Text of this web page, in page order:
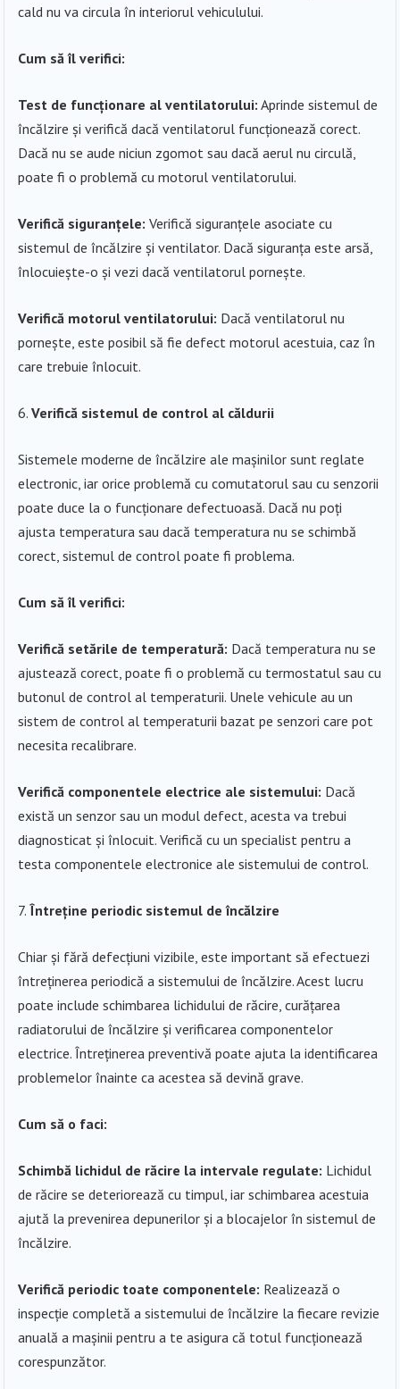
cald nu va circula în interiorul vehiculului.
Cum să îl verifici:
Test de funcționare al ventilatorului: Aprinde sistemul de
încălzire și verifică dacă ventilatorul funcționează corect.
Dacă nu se aude niciun zgomot sau dacă aerul nu circulă,
poate fi o problemă cu motorul ventilatorului.
Verifică siguranțele: Verifică siguranțele asociate cu
sistemul de încălzire și ventilator. Dacă siguranța este arsă,
înlocuiește-o și vezi dacă ventilatorul pornește.
Verifică motorul ventilatorului: Dacă ventilatorul nu
pornește, este posibil să fie defect motorul acestuia, caz în
care trebuie înlocuit.
Verifică sistemul de control al căldurii
Sistemele moderne de încălzire ale mașinilor sunt reglate
electronic, iar orice problemă cu comutatorul sau cu senzorii
poate duce la o funcționare defectuoasă. Dacă nu poți
ajusta temperatura sau dacă temperatura nu se schimbă
corect, sistemul de control poate fi problema.
Cum să îl verifici:
Verifică setările de temperatură: Dacă temperatura nu se
ajustează corect, poate fi o problemă cu termostatul sau cu
butonul de control al temperaturii. Unele vehicule au un
sistem de control al temperaturii bazat pe senzori care pot
necesita recalibrare.
Verifică componentele electrice ale sistemului: Dacă
există un senzor sau un modul defect, acesta va trebui
diagnosticat și înlocuit. Verifică cu un specialist pentru a
testa componentele electronice ale sistemului de control.
Întreține periodic sistemul de încălzire
Chiar și fără defecțiuni vizibile, este important să efectuezi
întreținerea periodică a sistemului de încălzire. Acest lucru
poate include schimbarea lichidului de răcire, curățarea
radiatorului de încălzire și verificarea componentelor
electrice. Întreținerea preventivă poate ajuta la identificarea
problemelor înainte ca acestea să devină grave.
Cum să o faci:
Schimbă lichidul de răcire la intervale regulate: Lichidul
de răcire se deteriorează cu timpul, iar schimbarea acestuia
ajută la prevenirea depunerilor și a blocajelor în sistemul de
încălzire.
Verifică periodic toate componentele: Realizează o
inspecție completă a sistemului de încălzire la fiecare revizie
anuală a mașinii pentru a te asigura că totul funcționează
corespunzător.